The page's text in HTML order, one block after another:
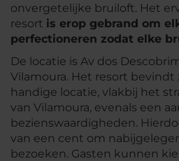
onvergetelijke bruiloft. Het
resort is erop gebrand om
perfectioneren zodat elke
De locatie is Av dos
Vilamoura. Het resort bevindt
handige locatie, vlakbij het
van Vilamoura, evenals een
bezienswaardigheden.
van een cent om
bezoeken. Gasten kunnen